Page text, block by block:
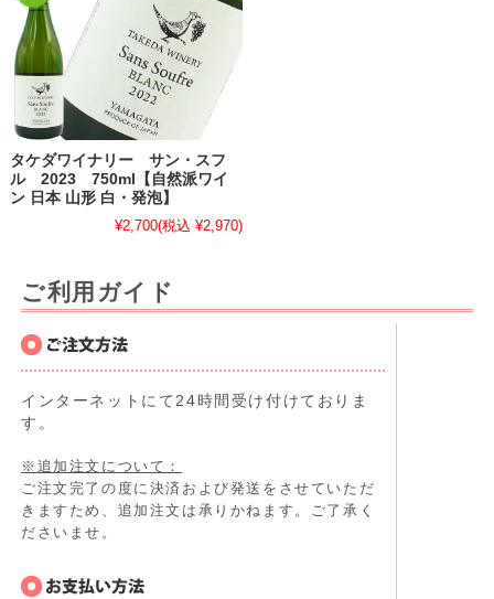
タケダワイナリー サン・スフ
ル 2023 750ml【自然派ワイ
ン 日本 山形 白・発泡】
¥2,700(税込 ¥2,970)
ご利用ガイド
インターネットにて24時間受け付けておりま
す。
※追加注文について：
ご注文完了の度に決済および発送をさせていただ
きますため、追加注文は承りかねます。ご了承く
ださいませ。